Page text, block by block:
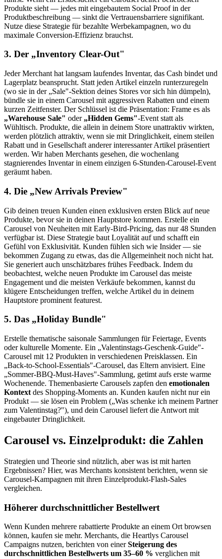
Produkte sieht — jedes mit eingebautem Social Proof in der
Produktbeschreibung — sinkt die Vertrauensbarriere signifikant.
Nutze diese Strategie für bezahlte Werbekampagnen, wo du
maximale Conversion-Effizienz brauchst.
3. Der „Inventory Clear-Out"
Jeder Merchant hat langsam laufendes Inventar, das Cash bindet und
Lagerplatz beansprucht. Statt jeden Artikel einzeln runterzuregeln
(wo sie in der „Sale"-Sektion deines Stores vor sich hin dümpeln),
bündle sie in einem Carousel mit aggressiven Rabatten und einem
kurzen Zeitfenster. Der Schlüssel ist die Präsentation: Frame es als
„Warehouse Sale" oder „Hidden Gems"-Event statt als
Wühltisch. Produkte, die allein in deinem Store unattraktiv wirkten,
werden plötzlich attraktiv, wenn sie mit Dringlichkeit, einem steilen
Rabatt und in Gesellschaft anderer interessanter Artikel präsentiert
werden. Wir haben Merchants gesehen, die wochenlang
stagnierendes Inventar in einem einzigen 6-Stunden-Carousel-Event
geräumt haben.
4. Die „New Arrivals Preview"
Gib deinen treuen Kunden einen exklusiven ersten Blick auf neue
Produkte, bevor sie in deinen Hauptstore kommen. Erstelle ein
Carousel von Neuheiten mit Early-Bird-Pricing, das nur 48 Stunden
verfügbar ist. Diese Strategie baut Loyalität auf und schafft ein
Gefühl von Exklusivität. Kunden fühlen sich wie Insider — sie
bekommen Zugang zu etwas, das die Allgemeinheit noch nicht hat.
Sie generiert auch unschätzbares frühes Feedback. Indem du
beobachtest, welche neuen Produkte im Carousel das meiste
Engagement und die meisten Verkäufe bekommen, kannst du
klügere Entscheidungen treffen, welche Artikel du in deinem
Hauptstore prominent featurest.
5. Das „Holiday Bundle"
Erstelle thematische saisonale Sammlungen für Feiertage, Events
oder kulturelle Momente. Ein „Valentinstags-Geschenk-Guide"-
Carousel mit 12 Produkten in verschiedenen Preisklassen. Ein
„Back-to-School-Essentials"-Carousel, das Eltern anvisiert. Eine
„Sommer-BBQ-Must-Haves"-Sammlung, getimt aufs erste warme
Wochenende. Themenbasierte Carousels zapfen den emotionalen
Kontext des Shopping-Moments an. Kunden kaufen nicht nur ein
Produkt — sie lösen ein Problem („Was schenke ich meinem Partner
zum Valentinstag?"), und dein Carousel liefert die Antwort mit
eingebauter Dringlichkeit.
Carousel vs. Einzelprodukt: die Zahlen
Strategien und Theorie sind nützlich, aber was ist mit harten
Ergebnissen? Hier, was Merchants konsistent berichten, wenn sie
Carousel-Kampagnen mit ihren Einzelprodukt-Flash-Sales
vergleichen.
Höherer durchschnittlicher Bestellwert
Wenn Kunden mehrere rabattierte Produkte an einem Ort browsen
können, kaufen sie mehr. Merchants, die Heartlys Carousel
Campaigns nutzen, berichten von einerSteigerung des
durchschnittlichen Bestellwerts um 35–60 % verglichen mit